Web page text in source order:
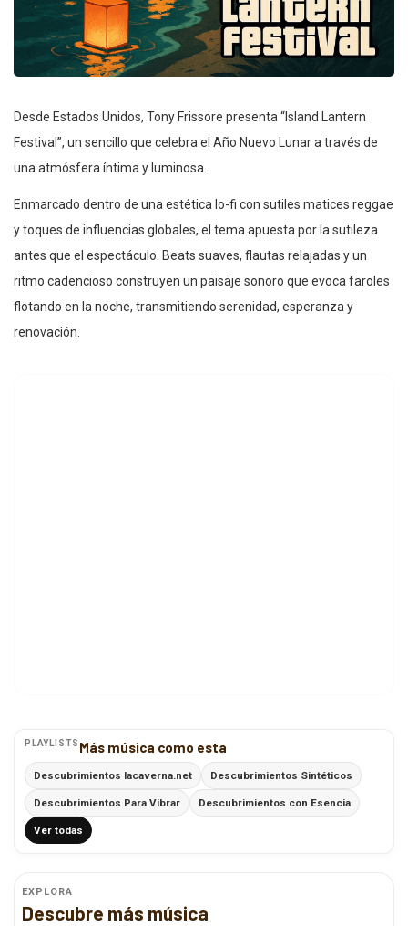
Desde Estados Unidos, Tony Frissore presenta “Island Lantern
Festival”, un sencillo que celebra el Año Nuevo Lunar a través de
una atmósfera íntima y luminosa.
Enmarcado dentro de una estética lo-fi con sutiles matices reggae
y toques de influencias globales, el tema apuesta por la sutileza
antes que el espectáculo. Beats suaves, flautas relajadas y un
ritmo cadencioso construyen un paisaje sonoro que evoca faroles
flotando en la noche, transmitiendo serenidad, esperanza y
renovación.
PLAYLISTS Más música como esta
Descubrimientos lacaverna.net Descubrimientos Sintéticos
Descubrimientos Para Vibrar Descubrimientos con Esencia
Ver todas
EXPLORA
Descubre más música